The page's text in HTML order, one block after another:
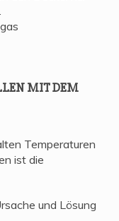
MIT DEM
Temperaturen
ist die